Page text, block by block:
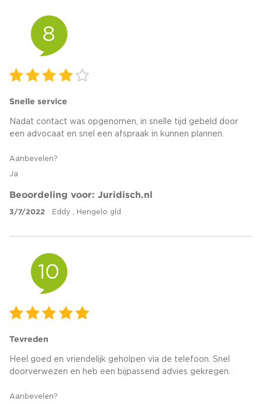
8
Snelle service
Nadat contact was opgenomen, in snelle tijd gebeld door
een advocaat en snel een afspraak in kunnen plannen.
Aanbevelen?
Ja
Beoordeling voor: Juridisch.nl
3/7/2022 Eddy , Hengelo gld
10
Tevreden
Heel goed en vriendelijk geholpen via de telefoon. Snel
doorverwezen en heb een bijpassend advies gekregen.
Aanbevelen?